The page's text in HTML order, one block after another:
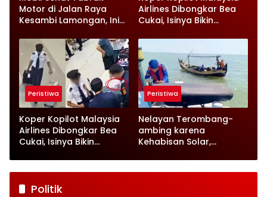
Motor di Jalan Raya
Kesambi Lamongan, Ini
Airlines Dibongkar Bea
Cukai, Isinya Bikin
Peristiwa
Koper Kopilot Malaysia
Airlines Dibongkar Bea
Cukai, Isinya Bikin
Peristiwa
Nelayan Terombang-
ambing karena
Kehabisan Solar,
Datang Tepat Waktu
Politik